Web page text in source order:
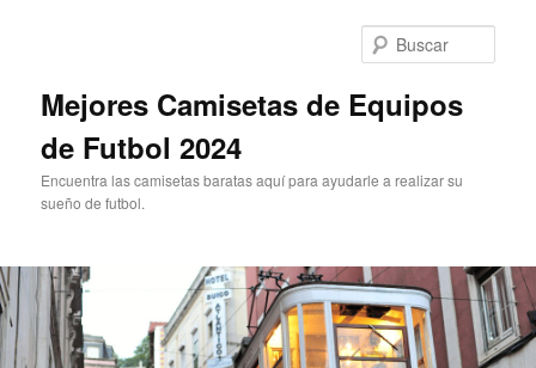
Mejores Camisetas de Equipos
de Futbol 2024
Encuentra las camisetas baratas aquí para ayudarle a realizar su
sueño de futbol.